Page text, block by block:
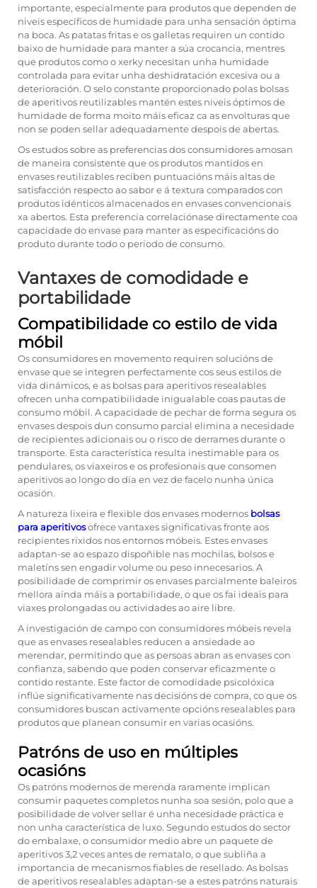
importante, especialmente para produtos que dependen de
niveis específicos de humidade para unha sensación óptima
na boca. As patatas fritas e os galletas requiren un contido
baixo de humidade para manter a súa crocancia, mentres
que produtos como o xerky necesitan unha humidade
controlada para evitar unha deshidratación excesiva ou a
deterioración. O selo constante proporcionado polas bolsas
de aperitivos reutilizables mantén estes niveis óptimos de
humidade de forma moito máis eficaz ca as envolturas que
non se poden sellar adequadamente despois de abertas.
Os estudos sobre as preferencias dos consumidores amosan
de maneira consistente que os produtos mantidos en
envases reutilizables reciben puntuacións máis altas de
satisfacción respecto ao sabor e á textura comparados con
produtos idénticos almacenados en envases convencionais
xa abertos. Esta preferencia correlaciónase directamente coa
capacidade do envase para manter as especificacións do
produto durante todo o período de consumo.
Vantaxes de comodidade e
portabilidade
Compatibilidade co estilo de vida
móbil
Os consumidores en movemento requiren solucións de
envase que se integren perfectamente cos seus estilos de
vida dinámicos, e as bolsas para aperitivos resealables
ofrecen unha compatibilidade inigualable coas pautas de
consumo móbil. A capacidade de pechar de forma segura os
envases despois dun consumo parcial elimina a necesidade
de recipientes adicionais ou o risco de derrames durante o
transporte. Esta característica resulta inestimable para os
pendulares, os viaxeiros e os profesionais que consomen
aperitivos ao longo do día en vez de facelo nunha única
ocasión.
A natureza lixeira e flexible dos envases modernos bolsas
para aperitivosofrece vantaxes significativas fronte aos
recipientes ríxidos nos entornos móbeis. Estes envases
adaptan-se ao espazo dispoñible nas mochilas, bolsos e
maletíns sen engadir volume ou peso innecesarios. A
posibilidade de comprimir os envases parcialmente baleiros
mellora aínda máis a portabilidade, o que os fai ideais para
viaxes prolongadas ou actividades ao aire libre.
A investigación de campo con consumidores móbeis revela
que as envases resealables reducen a ansiedade ao
merendar, permitindo que as persoas abran as envases con
confianza, sabendo que poden conservar eficazmente o
contido restante. Este factor de comodidade psicolóxica
inflúe significativamente nas decisións de compra, co que os
consumidores buscan activamente opcións resealables para
produtos que planean consumir en varias ocasións.
Patróns de uso en múltiples
ocasións
Os patróns modernos de merenda raramente implican
consumir paquetes completos nunha soa sesión, polo que a
posibilidade de volver sellar é unha necesidade práctica e
non unha característica de luxo. Segundo estudos do sector
do embalaxe, o consumidor medio abre un paquete de
aperitivos 3,2 veces antes de rematalo, o que subliña a
importancia de mecanismos fiables de resellado. As bolsas
de aperitivos resealables adaptan-se a estes patróns naturais